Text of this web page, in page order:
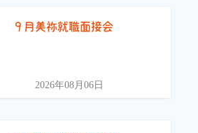
９月美祢就職面接会
2026年08月06日